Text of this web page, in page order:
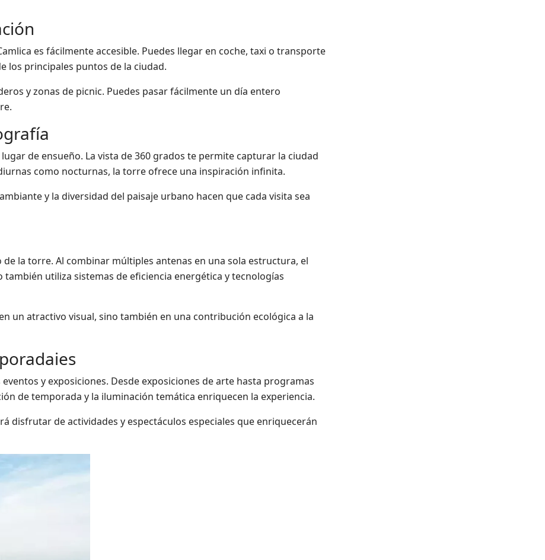
es fácilmente accesible. Puedes llegar en coche, taxi o transporte
los principales puntos de la ciudad.
y zonas de picnic. Puedes pasar fácilmente un día entero
de ensueño. La vista de 360 grados te permite capturar la ciudad
como nocturnas, la torre ofrece una inspiración infinita.
y la diversidad del paisaje urbano hacen que cada visita sea
la torre. Al combinar múltiples antenas en una sola estructura, el
utiliza sistemas de eficiencia energética y tecnologías
un atractivo visual, sino también en una contribución ecológica a la
y exposiciones. Desde exposiciones de arte hasta programas
de temporada y la iluminación temática enriquecen la experiencia.
disfrutar de actividades y espectáculos especiales que enriquecerán